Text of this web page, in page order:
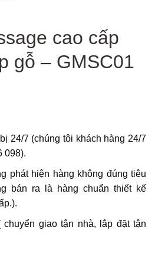
cao cấp
gỗ – GMSC01
24/7 (chúng tôi khách hàng 24/7
098).
phát hiện hàng không đúng tiêu
bán ra là hàng chuẩn thiết kế
giao tận nhà, lắp đặt tận